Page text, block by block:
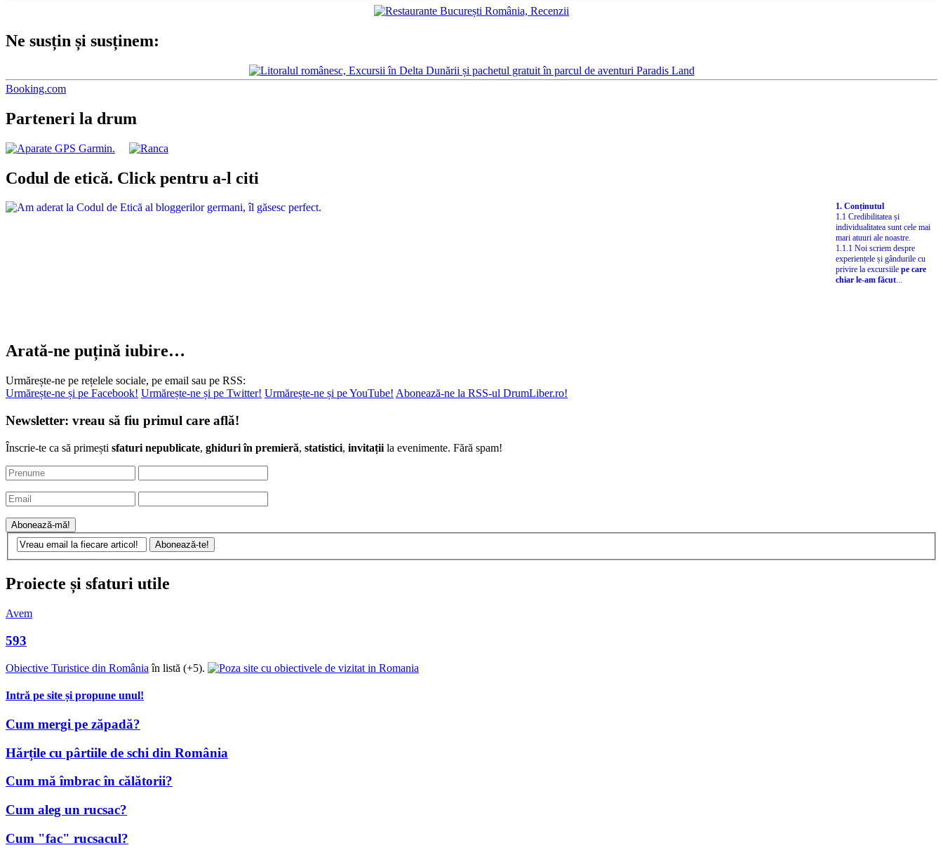
Ne susțin și susținem:
Booking.com
Parteneri la drum
Codul de etică. Click pentru a-l citi
1. Conținutul
1.1 Credibilitatea și
individualitatea sunt cele mai
mari atuuri ale noastre.
1.1.1 Noi scriem despre
experiențele și gândurile cu
privire la excursiile pe care
chiar le-am făcut...
Arată-ne puțină iubire…
Urmărește-ne pe rețelele sociale, pe email sau pe RSS:
Urmărește-ne și pe Facebook! Urmărește-ne și pe Twitter! Urmărește-ne și pe YouTube! Abonează-ne la RSS-ul DrumLiber.ro!
Newsletter: vreau să fiu primul care află!
Înscrie-te ca să primești sfaturi nepublicate, ghiduri în premieră, statistici, invitații la evenimente. Fără spam!
Proiecte și sfaturi utile
Avem
593
Obiective Turistice din România în listă (+5).
Intră pe site și propune unul!
Cum mergi pe zăpadă?
Hărțile cu pârtiile de schi din România
Cum mă îmbrac în călătorii?
Cum aleg un rucsac?
Cum "fac" rucsacul?